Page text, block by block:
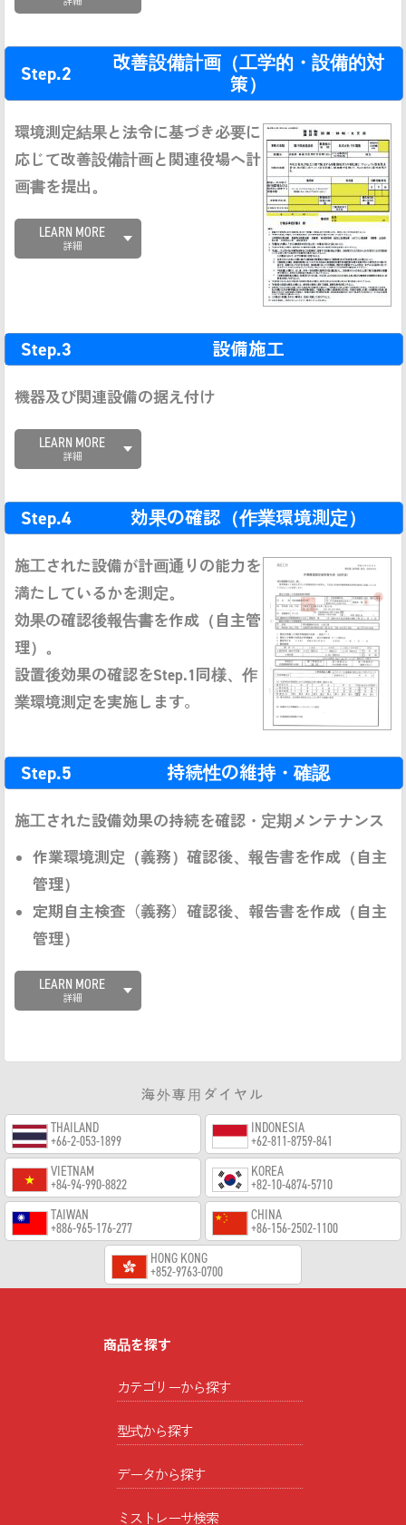
Step.2
改善設備計画（工学的・設備的対
策）
環境測定結果と法令に基づき必要に
応じて改善設備計画と関連役場へ計
画書を提出。
LEARN MORE
詳細
Step.3 設備施工
機器及び関連設備の据え付け
LEARN MORE
詳細
Step.4 効果の確認（作業環境測定）
施工された設備が計画通りの能力を
満たしているかを測定。
効果の確認後報告書を作成（自主管
理）。
設置後効果の確認をStep.1同様、作
業環境測定を実施します。
Step.5 持続性の維持・確認
施工された設備効果の持続を確認・定期メンテナンス
作業環境測定（義務）確認後、報告書を作成（自主
管理）
定期自主検査（義務）確認後、報告書を作成（自主
管理）
LEARN MORE
詳細
海外専用ダイヤル
THAILAND
+66-2-053-1899
INDONESIA
+62-811-8759-841
VIETNAM
+84-94-990-8822
KOREA
+82-10-4874-5710
TAIWAN
+886-965-176-277
CHINA
+86-156-2502-1100
HONG KONG
+852-9763-0700
商品を探す
カテゴリーから探す
型式から探す
データから探す
ミストレーサ検索